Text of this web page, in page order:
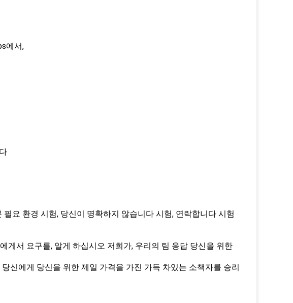
에서,
요 환경 시험, 당신이 명확하지 않습니다 시험, 연락합니다 시험
게서 요구를, 알게 하십시오 저희가, 우리의 팀 응답 당신을 위한
신에게 당신을 위한 제일 가격을 가진 가득 차있는 소책자를 승리